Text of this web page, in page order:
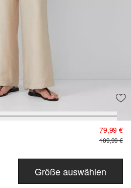
79,99 €
109,99 €
Größe auswählen